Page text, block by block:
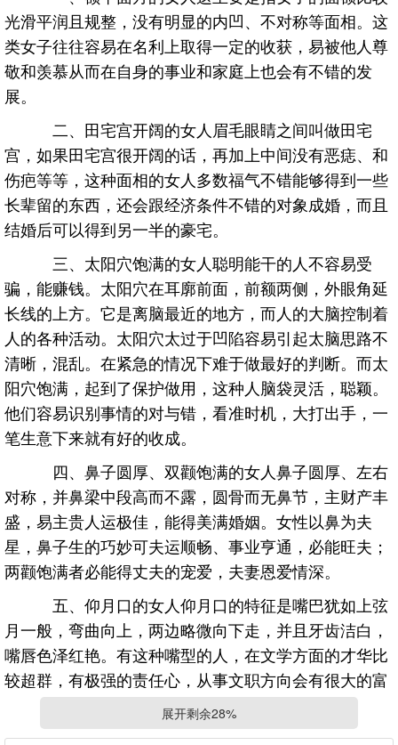
光滑平润且规整，没有明显的内凹、不对称等面相。这
类女子往往容易在名利上取得一定的收获，易被他人尊
敬和羡慕从而在自身的事业和家庭上也会有不错的发
展。
二、田宅宫开阔的女人眉毛眼睛之间叫做田宅
宫，如果田宅宫很开阔的话，再加上中间没有恶痣、和
伤疤等等，这种面相的女人多数福气不错能够得到一些
长辈留的东西，还会跟经济条件不错的对象成婚，而且
结婚后可以得到另一半的豪宅。
三、太阳穴饱满的女人聪明能干的人不容易受
骗，能赚钱。太阳穴在耳廓前面，前额两侧，外眼角延
长线的上方。它是离脑最近的地方，而人的大脑控制着
人的各种活动。太阳穴太过于凹陷容易引起太脑思路不
清晰，混乱。在紧急的情况下难于做最好的判断。而太
阳穴饱满，起到了保护做用，这种人脑袋灵活，聪颖。
他们容易识别事情的对与错，看准时机，大打出手，一
笔生意下来就有好的收成。
四、鼻子圆厚、双颧饱满的女人鼻子圆厚、左右
对称，并鼻梁中段高而不露，圆骨而无鼻节，主财产丰
盛，易主贵人运极佳，能得美满婚姻。女性以鼻为夫
星，鼻子生的巧妙可夫运顺畅、事业亨通，必能旺夫；
两颧饱满者必能得丈夫的宠爱，夫妻恩爱情深。
五、仰月口的女人仰月口的特征是嘴巴犹如上弦
月一般，弯曲向上，两边略微向下走，并且牙齿洁白，
嘴唇色泽红艳。有这种嘴型的人，在文学方面的才华比
较超群，有极强的责任心，从事文职方向会有很大的富
贵。这样的人年轻的时候就能够发达，到了晚年，也会
有很大的富贵。
展开剩余28%